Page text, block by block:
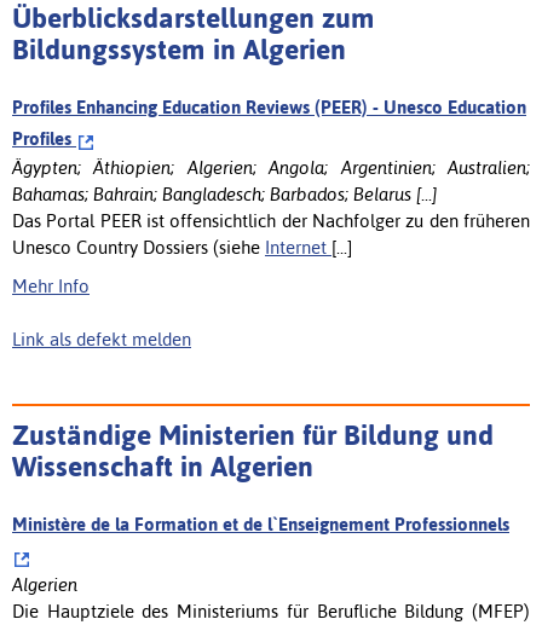
Überblicksdarstellungen zum
Bildungssystem in Algerien
Profiles Enhancing Education Reviews (PEER) - Unesco Education
Profiles
Ägypten; Äthiopien; Algerien; Angola; Argentinien; Australien;
Bahamas; Bahrain; Bangladesch; Barbados; Belarus [...]
Das Portal PEER ist offensichtlich der Nachfolger zu den früheren
Unesco Country Dossiers (siehe Internet [...]
Mehr Info
Link als defekt melden
Zuständige Ministerien für Bildung und
Wissenschaft in Algerien
Ministère de la Formation et de l`Enseignement Professionnels
Algerien
Die Hauptziele des Ministeriums für Berufliche Bildung (MFEP)